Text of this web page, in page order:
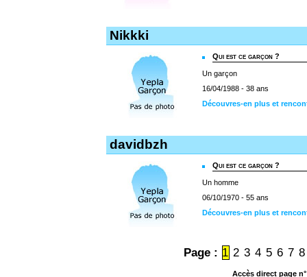
Nikkki
Qui est ce garçon ?
Un garçon
16/04/1988 - 38 ans
Découvres-en plus et
davidbzh
Qui est ce garçon ?
Un homme
06/10/1970 - 55 ans
Découvres-en plus et
Page : 1 2 3 4 5 6 7 8
Accès direct page